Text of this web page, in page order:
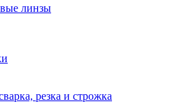
линзы
резка и строжка